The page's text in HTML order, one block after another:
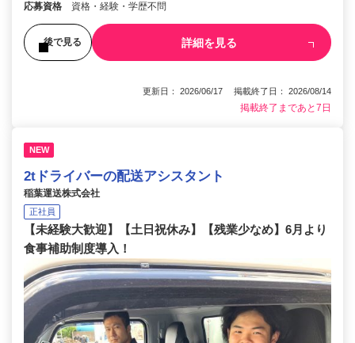
応募資格 資格・経験・学歴不問
後で見る 詳細を見る
更新日： 2026/06/17 掲載終了日： 2026/08/14
掲載終了まであと7日
NEW
2tドライバーの配送アシスタント
稲葉運送株式会社
正社員
【未経験大歓迎】【土日祝休み】【残業少なめ】6月より
食事補助制度導入！